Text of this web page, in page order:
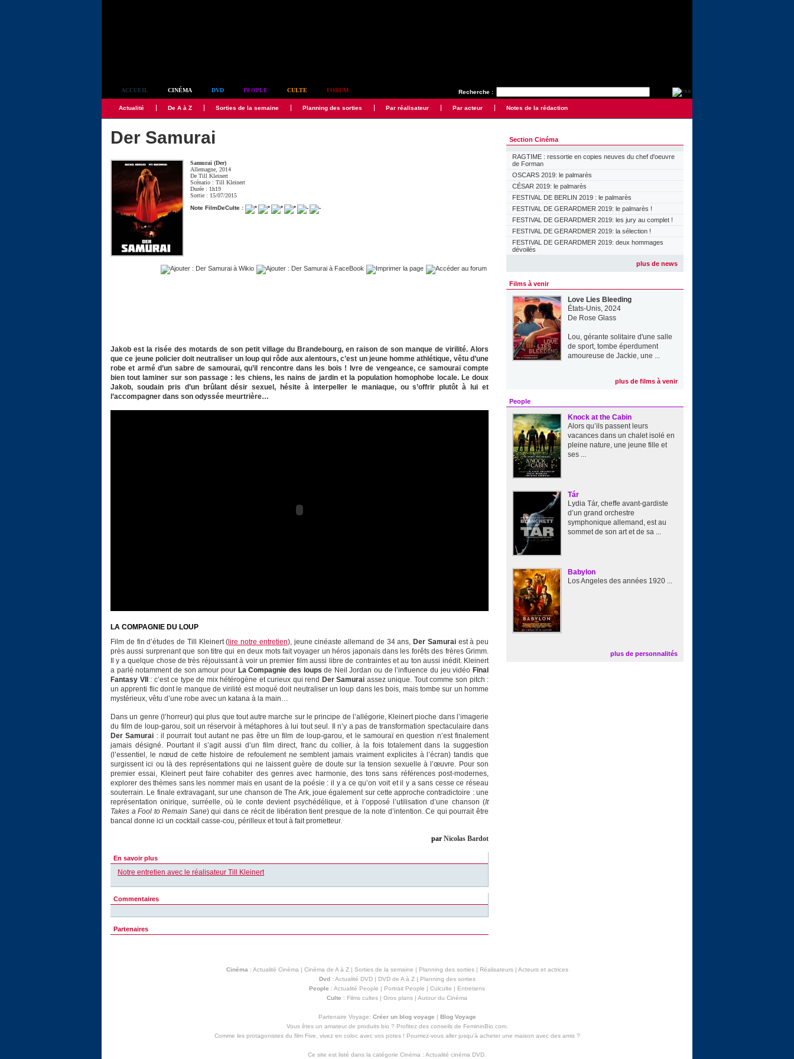
Recherche :
ACCUEIL CINÉMA DVD PEOPLE CULTE FORUM
Actualité De A à Z Sorties de la semaine Planning des sorties Par réalisateur Par acteur Notes de la rédaction
Der Samurai
Samurai (Der)
Allemagne, 2014
DeTill Kleinert
Scénario :Till Kleinert
Durée : 1h19
Sortie : 15/07/2015
Note FilmDeCulte :
Jakob est la risée des motards de son petit village du Brandebourg, en raison de son manque de virilité. Alors
que ce jeune policier doit neutraliser un loup qui rôde aux alentours, c’est un jeune homme athlétique, vêtu d’une
robe et armé d’un sabre de samouraï, qu’il rencontre dans les bois ! Ivre de vengeance, ce samouraï compte
bien tout laminer sur son passage : les chiens, les nains de jardin et la population homophobe locale. Le doux
Jakob, soudain pris d’un brûlant désir sexuel, hésite à interpeller le maniaque, ou s’offrir plutôt à lui et
l’accompagner dans son odyssée meurtrière…
LA COMPAGNIE DU LOUP
Film de fin d’études de Till Kleinert ( lire notre entretien), jeune cinéaste allemand de 34 ans, Der Samuraiest à peu
près aussi surprenant que son titre qui en deux mots fait voyager un héros japonais dans les forêts des frères Grimm.
Il y a quelque chose de très réjouissant à voir un premier film aussi libre de contraintes et au ton aussi inédit. Kleinert
a parlé notamment de son amour pour La Compagnie des loups de Neil Jordan ou de l’influence du jeu vidéo Final
Fantasy VII
: c’est ce type de mix hétérogène et curieux qui rend Der Samurai assez unique. Tout comme son pitch :
un apprenti flic dont le manque de virilité est moqué doit neutraliser un loup dans les bois, mais tombe sur un homme
mystérieux, vêtu d’une robe avec un katana à la main…
Dans un genre (l’horreur) qui plus que tout autre marche sur le principe de l’allégorie, Kleinert pioche dans l’imagerie
du film de loup-garou, soit un réservoir à métaphores à lui tout seul. Il n’y a pas de transformation spectaculaire dans
Der Samurai : il pourrait tout autant ne pas être un film de loup-garou, et le samouraï en question n’est finalement
jamais désigné. Pourtant il s’agit aussi d’un film direct, franc du collier, à la fois totalement dans la suggestion
(l’essentiel, le nœud de cette histoire de refoulement ne semblent jamais vraiment explicites à l’écran) tandis que
surgissent ici ou là des représentations qui ne laissent guère de doute sur la tension sexuelle à l’œuvre. Pour son
premier essai, Kleinert peut faire cohabiter des genres avec harmonie, des tons sans références post-modernes,
explorer des thèmes sans les nommer mais en usant de la poésie : il y a ce qu’on voit et il y a sans cesse ce réseau
souterrain. Le finale extravagant, sur une chanson de The Ark, joue également sur cette approche contradictoire : une
représentation onirique, surréelle, où le conte devient psychédélique, et à l’opposé l’utilisation d’une chanson (It
Takes a Fool to Remain Sane) qui dans ce récit de libération tient presque de la note d’intention. Ce qui pourrait être
bancal donne ici un cocktail casse-cou, périlleux et tout à fait prometteur.
par Nicolas Bardot
En savoir plus
Notre entretien avec le réalisateur Till Kleinert
Commentaires
Partenaires
Section Cinéma
RAGTIME : ressortie en copies neuves du chef d'oeuvre
de Forman
OSCARS 2019: le palmarès
CÉSAR 2019: le palmarès
FESTIVAL DE BERLIN 2019 : le palmarès
FESTIVAL DE GERARDMER 2019: le palmarès !
FESTIVAL DE GERARDMER 2019: les jury au complet !
FESTIVAL DE GERARDMER 2019: la sélection !
FESTIVAL DE GERARDMER 2019: deux hommages
dévoilés
plus de news
Films à venir
Love Lies Bleeding
États-Unis, 2024
De Rose Glass
Lou, gérante solitaire d'une salle
de sport, tombe éperdument
amoureuse de Jackie, une ...
plus de films à venir
People
Knock at the Cabin
Alors qu’ils passent leurs
vacances dans un chalet isolé en
pleine nature, une jeune fille et
ses ...
Tár
Lydia Tár, cheffe avant-gardiste
d’un grand orchestre
symphonique allemand, est au
sommet de son art et de sa ...
Babylon
Los Angeles des années 1920 ...
plus de personnalités
Cinéma : Actualité Cinéma | Cinéma de A à Z| Sorties de la semaine | Planning des sorties| Réalisateurs| Acteurs et actrices
Dvd: Actualité DVD| DVD de A à Z| Planning des sorties
People : Actualité People | Portrait People | Culculte | Entretiens
Culte : Films cultes | Gros plans | Autour du Cinéma
Partenaire Voyage: Créer un blog voyage | Blog Voyage
Vous êtes un amateur de produits bio ? Profitez des conseils de FemininBio.com.
Comme les protagonistes du film Five, vivez en coloc avec vos potes ! Pourriez-vous aller jusqu'à acheter une maison avec des amis?
Ce site est listé dans la catégorie Cinéma : Actualité cinéma DVD